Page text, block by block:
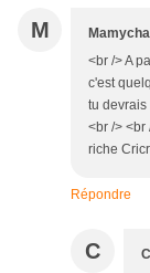
M
<br /> A
c'est
tu devrais
<br /> <br
riche
Répondre
C